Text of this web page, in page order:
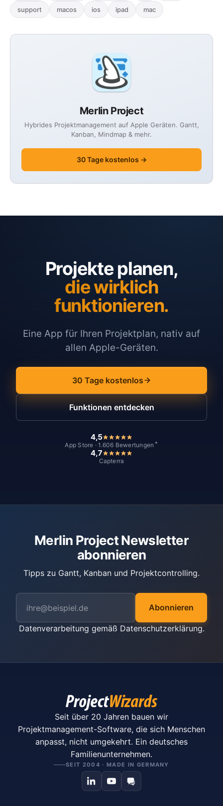
Merlin Project
Hybrides Projektmanagement auf Apple Geräten. Gantt,
Kanban, Mindmap & mehr.
30 Tage kostenlos →
support macos ios ipad mac
Projekte planen,
die wirklich
funktionieren.
Eine App für Ihren Projektplan, nativ auf
allen Apple-Geräten.
30 Tage kostenlos
Funktionen entdecken
4,5
App Store · 1.606 Bewertungen *
4,7
Capterra
Merlin Project Newsletter
abonnieren
Tipps zu Gantt, Kanban und Projektcontrolling.
Abonnieren
Datenverarbeitung gemäß Datenschutzerklärung.
Seit über 20 Jahren bauen wir
Projektmanagement-Software, die sich Menschen
anpasst, nicht umgekehrt. Ein deutsches
Familienunternehmen.
SEIT 2004 · MADE IN GERMANY